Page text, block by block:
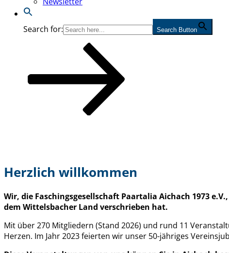
Search for: Search Button
Herzlich willkommen
Wir, die Faschingsgesellschaft Paartalia Aichach 1973
dem Wittelsbacher Land verschrieben hat.
Mit über 270 Mitgliedern (Stand 2026) und rund 11
Herzen. Im Jahr 2023 feierten wir unser 50-jähriges